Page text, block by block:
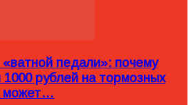
педали»: почему
1000 рублей на тормозных
может…